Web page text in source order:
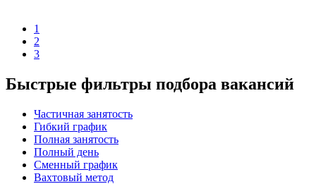
1
2
3
Быстрые фильтры подбора вакансий
Частичная занятость
Гибкий график
Полная занятость
Полный день
Сменный график
Вахтовый метод